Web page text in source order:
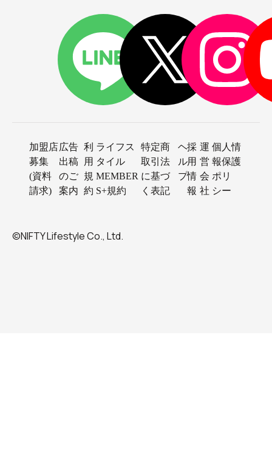
加盟店
募集
(資料
請求)
広告
出稿
のご
案内
利
用
規
約
ライフス
タイル
MEMBER
S+規約
特定商
取引法
に基づ
く表記
ヘ
ル
プ
採
用
情
報
運
営
会
社
個人情
報保護
ポリ
シー
©NIFTY Lifestyle Co., Ltd.